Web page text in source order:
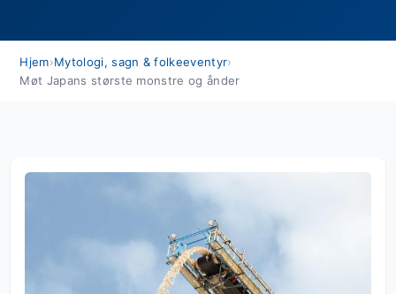
Hjem›Mytologi, sagn & folkeeventyr›
Møt Japans største monstre og ånder